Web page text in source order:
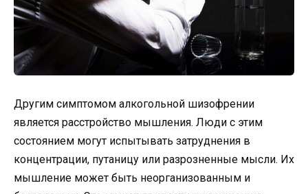
Другим симптомом алкогольной шизофрении
является расстройство мышления. Люди с этим
состоянием могут испытывать затруднения в
концентрации, путаницу или разрозненные мысли. Их
мышление может быть неорганизованным и